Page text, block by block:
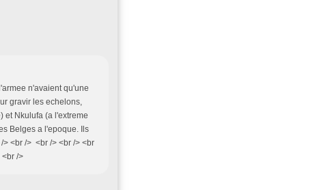
n'avaient qu'une
gravir les echelons,
et Nkulufa (a l'extreme
Belges a l'epoque. Ils
<br /> <br /> <br /> <br
<br />